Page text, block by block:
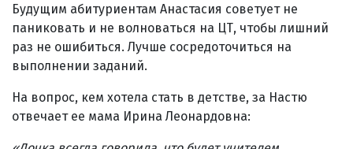
Будущим абитуриентам Анастасия советует не
паниковать и не волноваться на ЦТ, чтобы лишний
раз не ошибиться. Лучше сосредоточиться на
выполнении заданий.
На вопрос, кем хотела стать в детстве, за Настю
отвечает ее мама Ирина Леонардовна: